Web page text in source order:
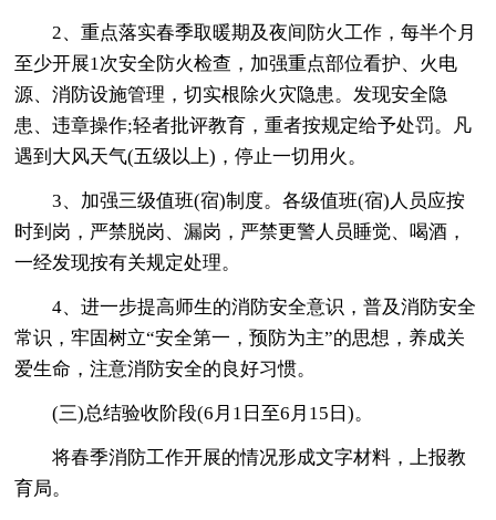
2、重点落实春季取暖期及夜间防火工作，每半个月
至少开展1次安全防火检查，加强重点部位看护、火电
源、消防设施管理，切实根除火灾隐患。发现安全隐
患、违章操作;轻者批评教育，重者按规定给予处罚。凡
遇到大风天气(五级以上)，停止一切用火。
3、加强三级值班(宿)制度。各级值班(宿)人员应按
时到岗，严禁脱岗、漏岗，严禁更警人员睡觉、喝酒，
一经发现按有关规定处理。
4、进一步提高师生的消防安全意识，普及消防安全
常识，牢固树立“安全第一，预防为主”的思想，养成关
爱生命，注意消防安全的良好习惯。
(三)总结验收阶段(6月1日至6月15日)。
将春季消防工作开展的情况形成文字材料，上报教
育局。